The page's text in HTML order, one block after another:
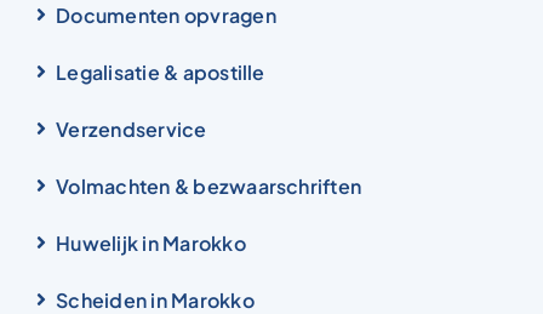
Documenten opvragen
Legalisatie & apostille
Verzendservice
Volmachten & bezwaarschriften
Huwelijk in Marokko
Scheiden in Marokko